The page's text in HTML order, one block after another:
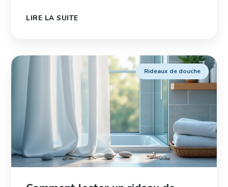
LIRE LA SUITE
Rideaux de douche